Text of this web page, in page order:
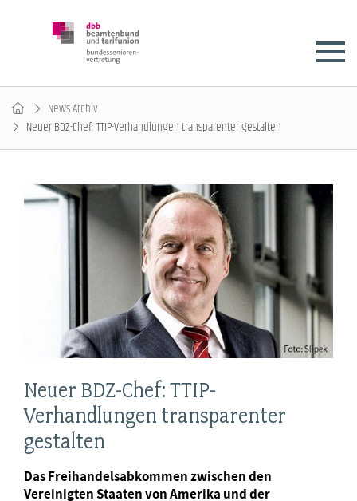
News-Archiv
Neuer BDZ-Chef: TTIP-Verhandlungen transparenter gestalten
Neuer BDZ-Chef: TTIP-
Verhandlungen transparenter
gestalten
Das Freihandelsabkommen zwischen den
Vereinigten Staaten von Amerika und der